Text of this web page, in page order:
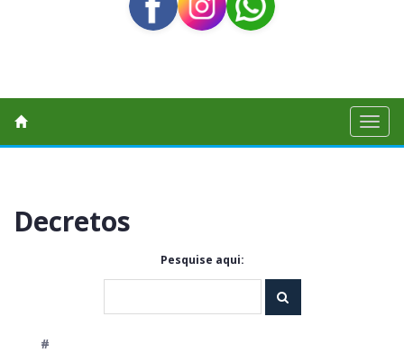
Toggle
Decretos
Pesquise aqui:
#